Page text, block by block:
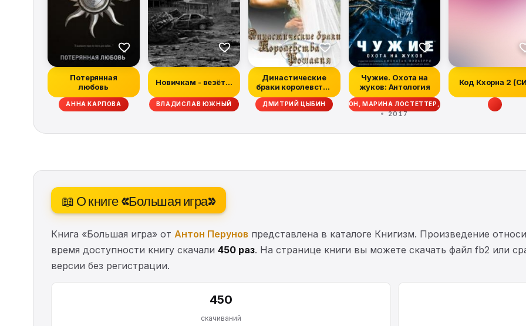
Потерянная
любовь
АННА КАРПОВА
Новичкам - везёт...
ВЛАДИСЛАВ ЮЖНЫЙ
Династические
браки королевства
Рошалия
ДМИТРИЙ ЦЫБИН
Чужие. Охота на
жуков: Антология
ХИЗЕР ГРЭМ, ДЭН АБНЕТТ, РЭЙЧЕЛ КЕЙН, ТИМ ЛЕББОН, СКОТТ СИГЛЕР, ДЭЙВ ВОЛВЕРТОН, МАРИНА ЛОСТЕТТЕР, УЭСТОН ОКС,
2017
Код Кхорна 2
📖 О книге «Большая игра»
Книга «Большая игра» от Антон Перунов представлена в каталоге Книгизм. Произведение
время доступности книгу скачали 450 раз. На странице книги вы можете скачать файл fb2 или
версии без регистрации.
450
скачиваний